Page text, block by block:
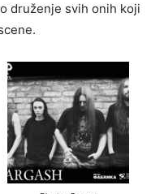
druženje svih onih koji